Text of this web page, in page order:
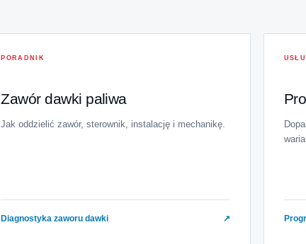
PORADNIK
Zawór dawki paliwa
Jak oddzielić zawór, sterownik, instalację i mechanikę.
Diagnostyka zaworu dawki ↗